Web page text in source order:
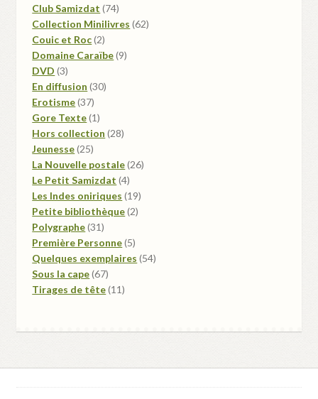
Club Samizdat 7474
produits
Collection Minilivres 6262
Couic et Roc 22
produits
Domaine Caraïbe 99
DVD 33
produits
En diffusion 3030
Erotisme 3737
produits
Gore Texte 11
produit
Hors collection 2828
Jeunesse 2525
produits
La Nouvelle postale 2626
Le Petit Samizdat 44
produits
Les Indes oniriques 1919
Petite bibliothèque 22
Polygraphe 3131
produits
Première Personne 55
produits
Quelques exemplaires 5454
Sous la cape 6767
produits
Tirages de tête 1111